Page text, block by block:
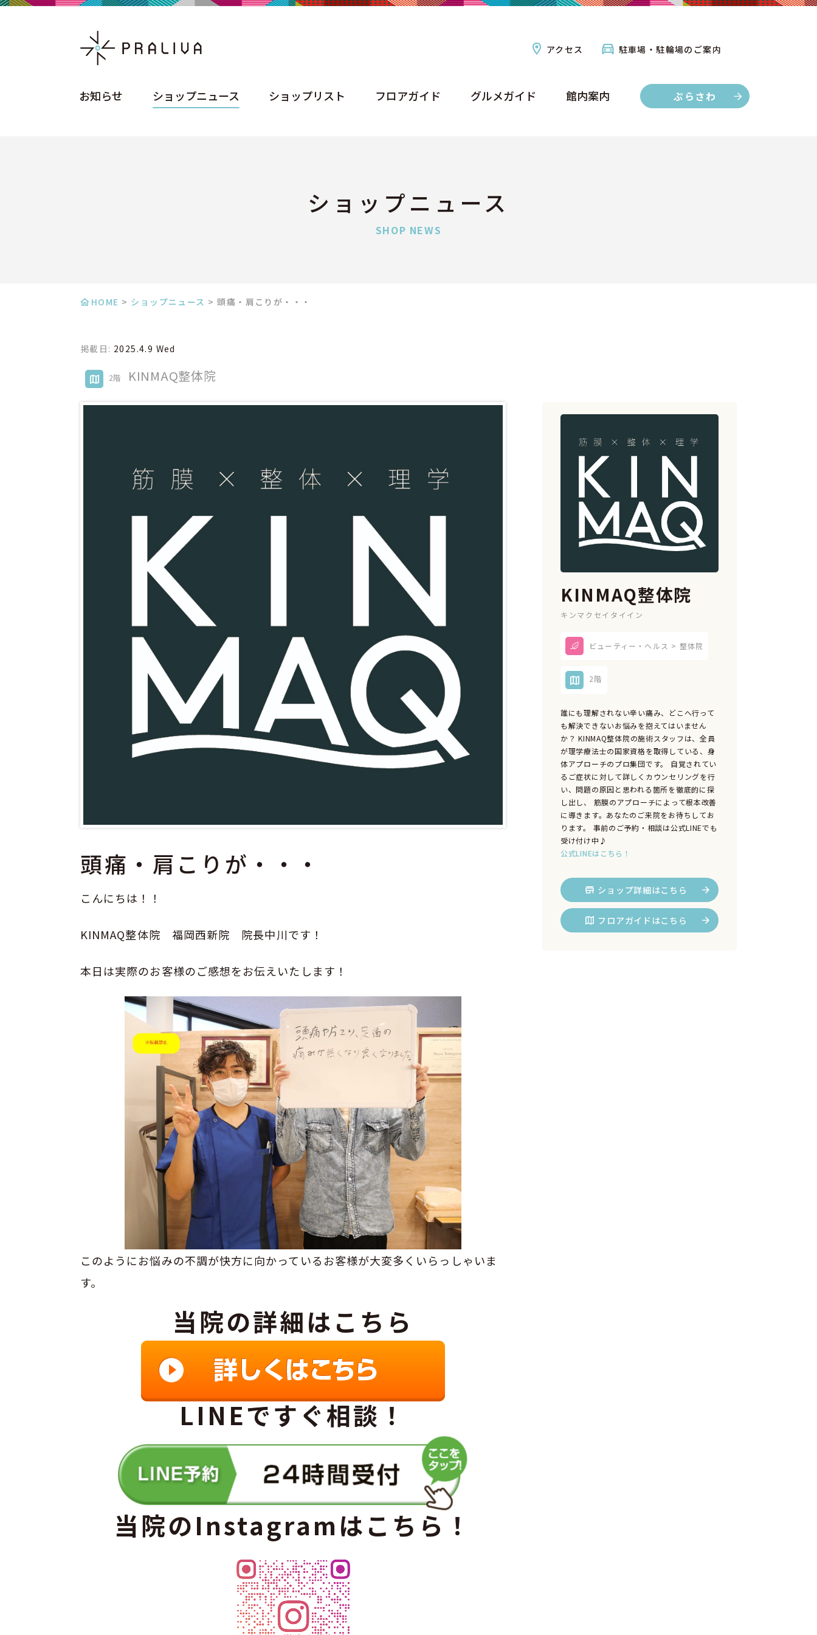
アクセス 駐車場・駐輪場のご案内
お知らせ ショップニュース ショップリスト フロアガイド グルメガイド 館内案内 ぷらさわ
ショップニュース
SHOP NEWS
HOME > ショップニュース > 頭痛・肩こりが・・・
掲載日: 2025.4.9 Wed
2階 KINMAQ整体院
頭痛・肩こりが・・・
こんにちは！！
KINMAQ整体院 福岡西新院 院長中川です！
本日は実際のお客様のご感想をお伝えいたします！
このようにお悩みの不調が快方に向かっているお客様が大変多くいらっしゃいま
す。
当院の詳細はこちら
LINEですぐ相談！
当院のInstagramはこちら！
KINMAQ整体院
キンマクセイタイイン
ビューティー・ヘルス > 整体院
2階
誰にも理解されない辛い痛み、どこへ行って
も解決できないお悩みを抱えてはいません
か？ KINMAQ整体院の施術スタッフは、全員
が理学療法士の国家資格を取得している、身
体アプローチのプロ集団です。 自覚されてい
るご症状に対して詳しくカウンセリングを行
い、問題の原因と思われる箇所を徹底的に探
し出し、 筋膜のアプローチによって根本改善
に導きます。あなたのご来院をお待ちしてお
ります。 事前のご予約・相談は公式LINEでも
受け付け中♪
公式LINEはこちら！
ショップ詳細はこちら
フロアガイドはこちら